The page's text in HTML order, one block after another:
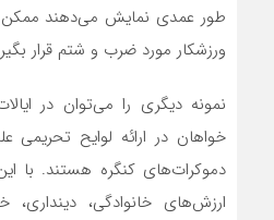
طور عمدی نمایش می‌دهند
ورزشکار مورد ضرب و شتم قرار
نمونه دیگری را‌ می‌توان در
خواهان در ارائه لوایح تحریمی
دموکرات‌های کنگره هستند. با
ارزش‌های خانوادگی،